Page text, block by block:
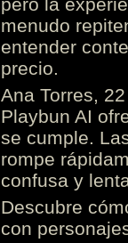
pero la
menudo
entender
precio.
Ana Torres,
Playbun AI
se cumple.
rompe
confusa y
Descubre
con